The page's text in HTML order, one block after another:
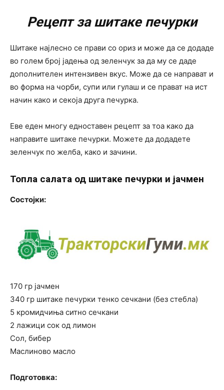
Рецепт за шитаке печурки
Шитаке најлесно се прави со ориз и може да се додаде
во голем број јадења од зеленчук за да му се даде
дополнителен интензивен вкус. Може да се направат и
во форма на чорби, супи или гулаш и се прават на ист
начин како и секоја друга печурка.
Еве еден многу едноставен рецепт за тоа како да
направите шитаке печурки. Можете да додадете
зеленчук по желба, како и зачини.
Топла салата од шитаке печурки и јачмен
Состојки:
170 гр јачмен
340 гр шитаке печурки тенко сечкани (без стебла)
5 кромидчиња ситно сечкани
2 лажици сок од лимон
Сол, бибер
Маслиново масло
Подготовка: